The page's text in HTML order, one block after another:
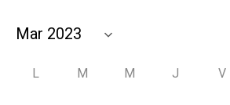
L M M J V